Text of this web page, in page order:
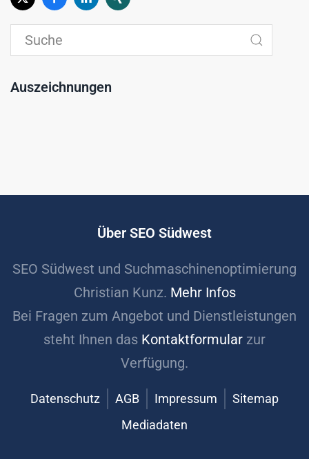
Auszeichnungen
Über SEO Südwest
SEO Südwest und Suchmaschinenoptimierung
Christian Kunz. Mehr Infos
Bei Fragen zum Angebot und Dienstleistungen
steht Ihnen das Kontaktformular zur
Verfügung.
Datenschutz AGB Impressum
Sitemap
Mediadaten